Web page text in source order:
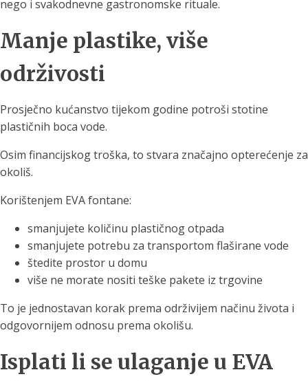
nego i svakodnevne gastronomske rituale.
Manje plastike, više
održivosti
Prosječno kućanstvo tijekom godine potroši stotine
plastičnih boca vode.
Osim financijskog troška, to stvara značajno opterećenje za
okoliš.
Korištenjem EVA fontane:
smanjujete količinu plastičnog otpada
smanjujete potrebu za transportom flaširane vode
štedite prostor u domu
više ne morate nositi teške pakete iz trgovine
To je jednostavan korak prema održivijem načinu života i
odgovornijem odnosu prema okolišu.
Isplati li se ulaganje u EVA